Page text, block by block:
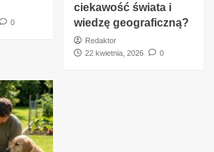
0
ciekawość świata i
wiedzę geograficzną?
Redaktor
22 kwietnia, 2026
0